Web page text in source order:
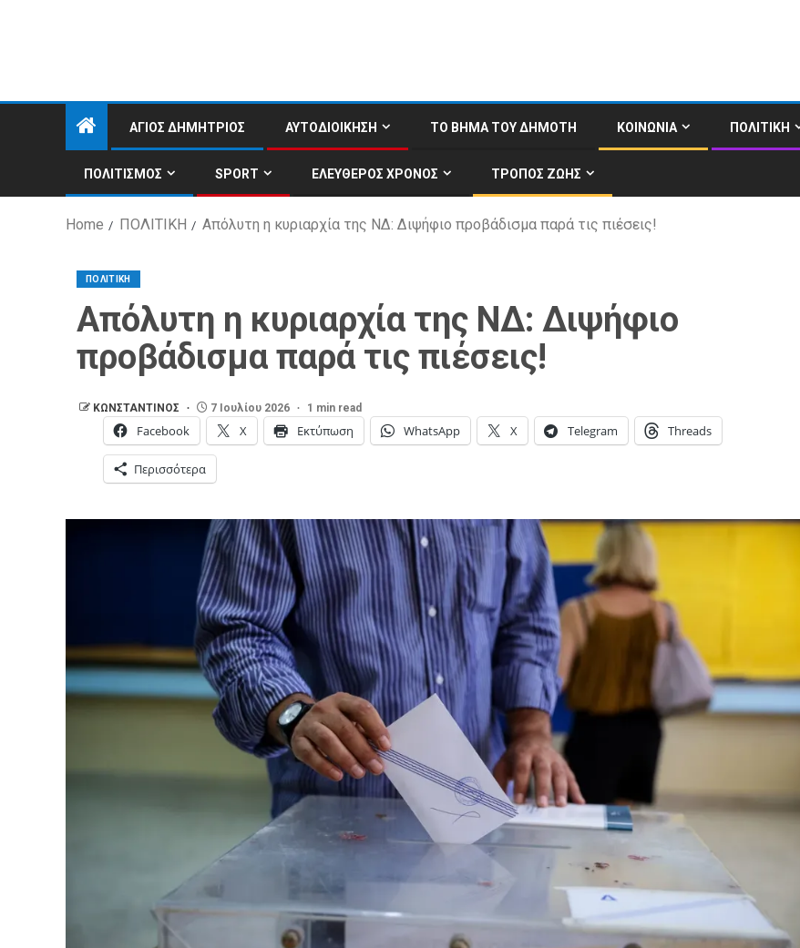
ΑΓΙΟΣ ΔΗΜΗΤΡΙΟΣ ΑΥΤΟΔΙΟΙΚΗΣΗ ΤΟ ΒΗΜΑ ΤΟΥ ΔΗΜΟΤΗ ΚΟΙΝΩΝΙΑ ΠΟΛΙΤΙΚΗ
ΠΟΛΙΤΙΣΜΟΣ SPORT ΕΛΕΥΘΕΡΟΣ ΧΡΟΝΟΣ ΤΡΟΠΟΣ ΖΩΗΣ
Home ΠΟΛΙΤΙΚΗ Απόλυτη η κυριαρχία της ΝΔ: Διψήφιο προβάδισμα παρά τις πιέσεις!
ΠΟΛΙΤΙΚΗ
Απόλυτη η κυριαρχία της ΝΔ: Διψήφιο
προβάδισμα παρά τις πιέσεις!
ΚΩΝΣΤΑΝΤΙΝΟΣ 7 Ιουλίου 2026 1 min read
Facebook X Εκτύπωση WhatsApp X Telegram Threads
Περισσότερα